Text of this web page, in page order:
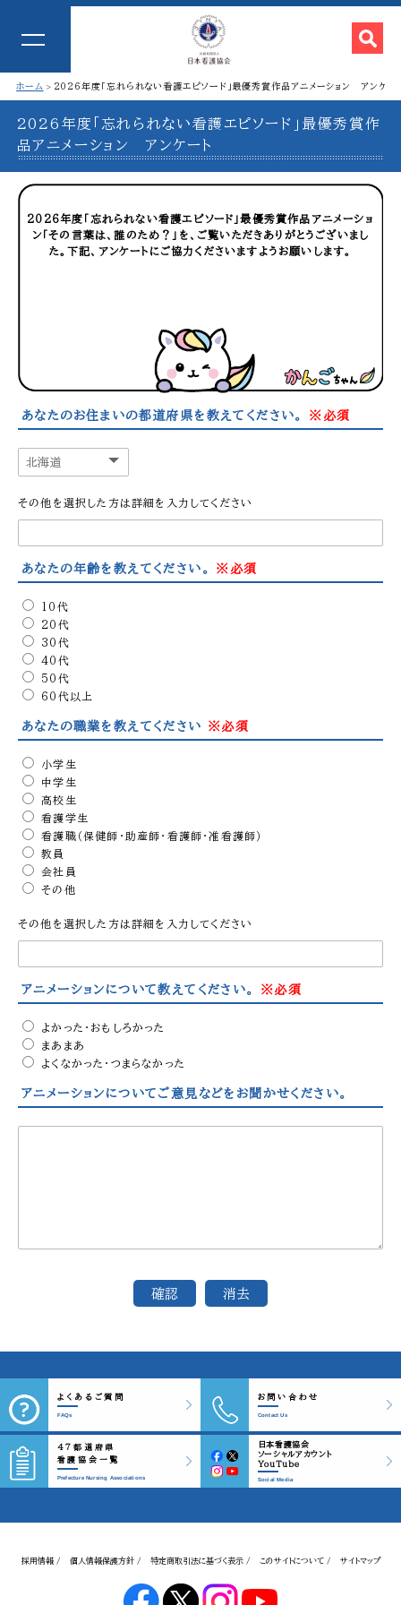
ホーム 2026年度「忘れられない看護エピソード」最優秀賞作品アニメーション アンケー
2026年度「忘れられない看護エピソード」最優秀賞作
品アニメーション アンケート
2026年度「忘れられない看護エピソード」最優秀賞作品アニメーショ
ン 「その言葉は、誰のため？」を、ご覧いただきありがとうございまし
た。 下記、アンケートにご協力くださいますようお願いします。
あなたのお住まいの都道府県を教えてください。 ※必須
その他を選択した方は詳細を入力してください
あなたの年齢を教えてください。 ※必須
10代
20代
30代
40代
50代
60代以上
あなたの職業を教えてください ※必須
小学生
中学生
高校生
看護学生
看護職（保健師・助産師・看護師・准看護師）
教員
会社員
その他
その他を選択した方は詳細を入力してください
アニメーションについて教えてください。 ※必須
よかった・おもしろかった
まあまあ
よくなかった・つまらなかった
アニメーションについてご意見などをお聞かせください。
よくあるご質問
FAQs
お問い合わせ
Contact Us
47都道府県
看護協会一覧
Prefecture Nursing Associations
日本看護協会
ソーシャルアカウント
YouTube
Social Media
採用情報 / 個人情報保護方針 / 特定商取引法に基づく表示 / このサイトについて / サイトマップ